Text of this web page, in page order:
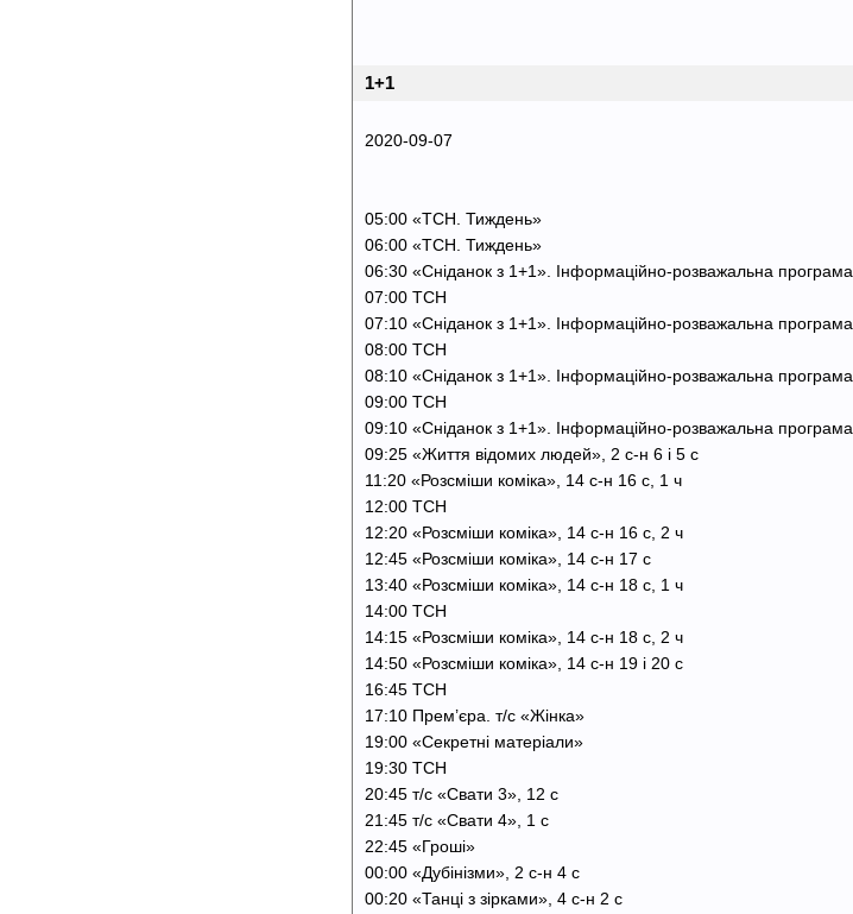
1+1
2020-09-07
05:00 «ТСН. Тиждень»
06:00 «ТСН. Тиждень»
06:30 «Сніданок з 1+1». Інформаційно-розважальна програма
07:00 ТСН
07:10 «Сніданок з 1+1». Інформаційно-розважальна програма
08:00 ТСН
08:10 «Сніданок з 1+1». Інформаційно-розважальна програма
09:00 ТСН
09:10 «Сніданок з 1+1». Інформаційно-розважальна програма
09:25 «Життя відомих людей», 2 с-н 6 і 5 с
11:20 «Розсміши коміка», 14 с-н 16 с, 1 ч
12:00 ТСН
12:20 «Розсміши коміка», 14 с-н 16 с, 2 ч
12:45 «Розсміши коміка», 14 с-н 17 с
13:40 «Розсміши коміка», 14 с-н 18 с, 1 ч
14:00 ТСН
14:15 «Розсміши коміка», 14 с-н 18 с, 2 ч
14:50 «Розсміши коміка», 14 с-н 19 і 20 с
16:45 ТСН
17:10 Прем’єра. т/с «Жінка»
19:00 «Секретні матеріали»
19:30 ТСН
20:45 т/с «Свати 3», 12 с
21:45 т/с «Свати 4», 1 с
22:45 «Гроші»
00:00 «Дубінізми», 2 с-н 4 с
00:20 «Танці з зірками», 4 с-н 2 с